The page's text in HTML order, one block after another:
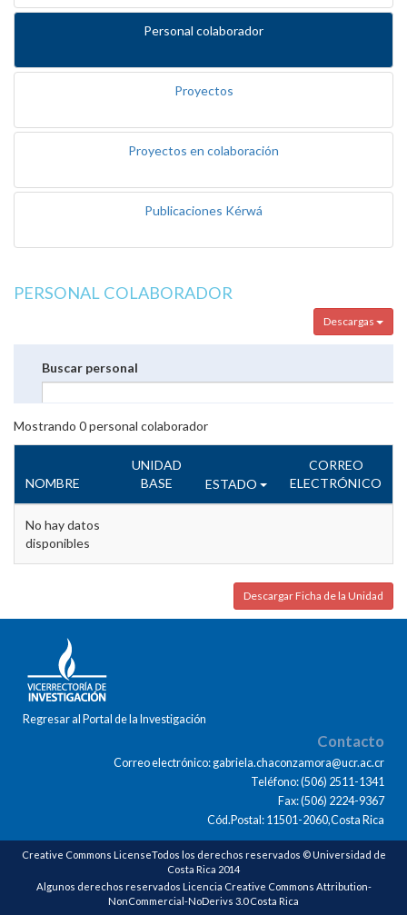
Personal colaborador
Proyectos
Proyectos en colaboración
Publicaciones Kérwá
PERSONAL COLABORADOR
Descargas
Buscar personal
Mostrando 0personal colaborador
NOMBRE
UNIDAD
BASE
ESTADO
CORREO
ELECTRÓNICO
No hay datos
disponibles
Descargar Ficha de la Unidad
Regresar al Portal de la Investigación
Contacto
Correo electrónico: gabriela.chaconzamora@ucr.ac.cr
Teléfono: (506) 2511-1341
Fax: (506) 2224-9367
Cód.Postal: 11501-2060,Costa Rica
Creative Commons LicenseTodos los derechos reservados © Universidad de
Costa Rica 2014
Algunos derechos reservados Licencia Creative Commons Attribution-
NonCommercial-NoDerivs 3.0 Costa Rica